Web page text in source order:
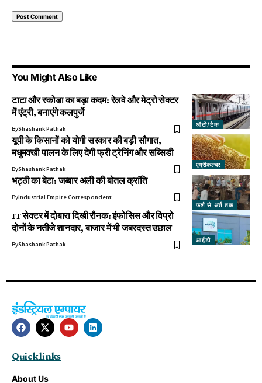
You Might Also Like
ऑटो/टेक
टाटा और स्कोडा का बड़ा कदम: रेलवे और मेट्रो सेक्टर
में एंट्री, बनाएंगे कलपुर्जे
ByShashank Pathak
एग्रीकल्चर
यूपी के किसानों को योगी सरकार की बड़ी सौगात,
मधुमक्खी पालन के लिए देगी फ्री ट्रेनिंग और सब्सिडी
ByShashank Pathak
फर्श से अर्श तक
भट्ठी का बेटा: जब्बार अली की बोतल क्रांति
ByIndustrial Empire Correspondent
आईटी
IT सेक्टर में दोबारा दिखी रौनक: इंफोसिस और विप्रो
दोनों के नतीजे शानदार, बाजार में भी जबरदस्त उछाल
ByShashank Pathak
Quick links
About Us